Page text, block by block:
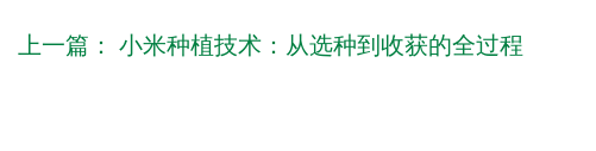
上一篇： 小米种植技术：从选种到收获的全过程